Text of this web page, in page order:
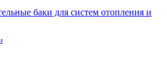
баки для систем отопления и